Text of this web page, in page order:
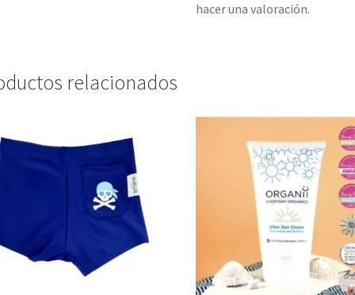
hacer una valoración.
relacionados